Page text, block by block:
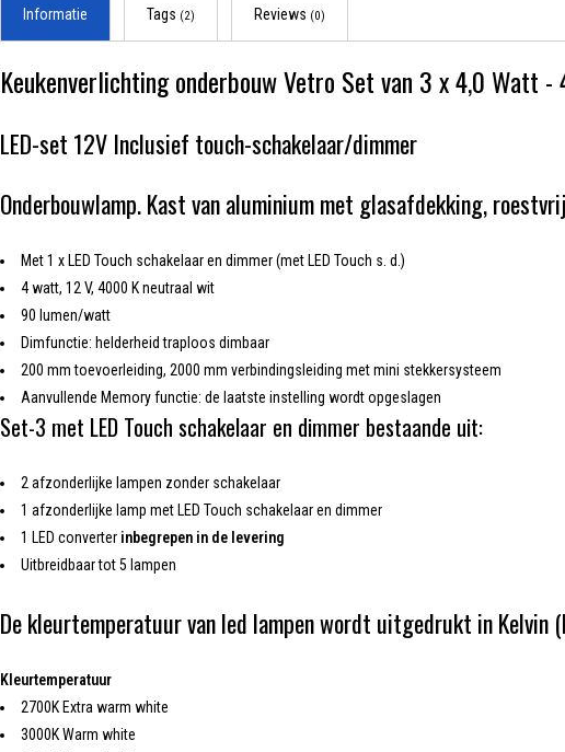
Informatie Tags (2) Reviews (0)
Keukenverlichting onderbouw Vetro Set van 3 x 4,0 Watt -
LED-set 12V Inclusief touch-schakelaar/dimmer
Onderbouwlamp. Kast van aluminium met glasafdekking,
Met 1 x LED Touch schakelaar en dimmer (met LED Touch s. d.)
4 watt, 12 V, 4000 K neutraal wit
90 lumen/watt
Dimfunctie: helderheid traploos dimbaar
200 mm toevoerleiding, 2000 mm verbindingsleiding met mini stekkersysteem
Aanvullende Memory functie: de laatste instelling wordt opgeslagen
Set-3 met LED Touch schakelaar en dimmer bestaande uit:
2 afzonderlijke lampen zonder schakelaar
1 afzonderlijke lamp met LED Touch schakelaar en dimmer
1 LED converter inbegrepen in de levering
Uitbreidbaar tot 5 lampen
De kleurtemperatuur van led lampen wordt uitgedrukt in Kelvin
Kleurtemperatuur
2700K Extra warm white
3000K Warm white